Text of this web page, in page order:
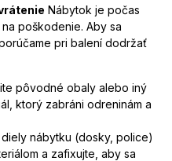
Nábytok je počas
poškodenie. Aby sa
pri balení dodržať
pôvodné obaly alebo iný
ktorý zabráni odreninám a
nábytku (dosky, police)
a zafixujte, aby sa